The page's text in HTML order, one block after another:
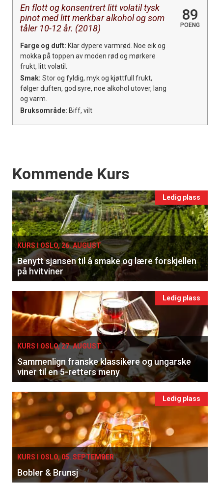
En flott og konsentrert litt volatil tysk
pinot med litt merkbar alkohol og som
tåler 10-12 år. (2018)
89
POENG
Farge og duft: Klar dypere varmrød. Noe eik og
mokka på toppen av moden rød og mørkere
frukt, litt volatil.
Smak: Stor og fyldig, myk og kjøttfull frukt,
følger duften, god syre, noe alkohol utover, lang
og varm.
Bruksområde: Biff, vilt
Events
Kommende Kurs
Ledig plass
KURS I OSLO, 26. AUGUST
Benytt sjansen til å smake og lære forskjellen
på hvitviner
Ledig plass
KURS I OSLO, 27. AUGUST
Sammenlign franske klassikere og ungarske
viner til en 5-retters meny
Ledig plass
KURS I OSLO, 05. SEPTEMBER
Bobler & Brunsj